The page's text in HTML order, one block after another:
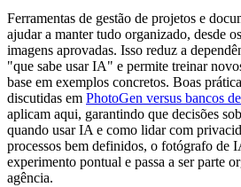
Ferramentas de gestão de projetos e
ajudar a manter tudo organizado, desde
imagens aprovadas. Isso reduz a
"que sabe usar IA" e permite treinar
base em exemplos concretos. Boas
discutidas em PhotoGen versus bancos
aplicam aqui, garantindo que decisões
quando usar IA e como lidar com
processos bem definidos, o fotógrafo de
experimento pontual e passa a ser parte
agência.